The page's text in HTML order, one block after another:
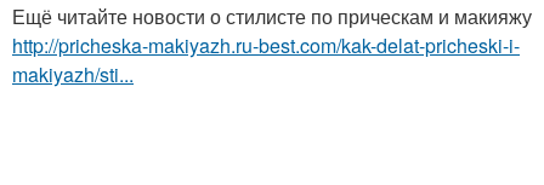
Ещё читайте новости о стилисте по прическам и макияжу
http://pricheska-makiyazh.ru-best.com/kak-delat-pricheski-i-
makiyazh/sti...